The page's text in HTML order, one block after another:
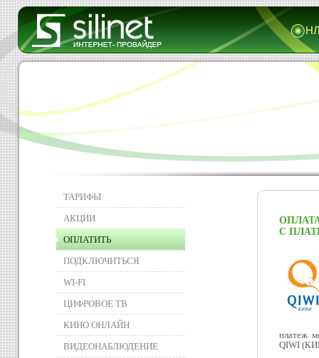
ТАРИФЫ
АКЦИИ
ОПЛАТИТЬ
ПОДКЛЮЧИТЬСЯ
WI-FI
ЦИФРОВОЕ ТВ
КИНО ОНЛАЙН
ВИДЕОНАБЛЮДЕНИЕ
С
платеж
QIWI